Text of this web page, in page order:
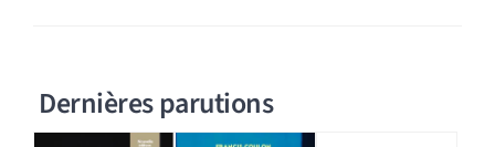
Dernières parutions